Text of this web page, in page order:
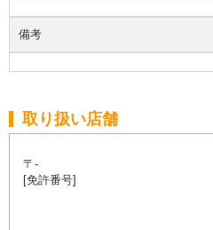
備考
取り扱い店舗
〒-
[免許番号]